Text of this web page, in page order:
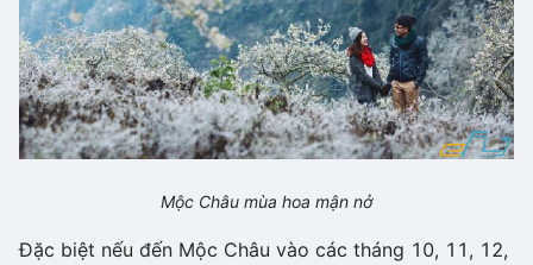
Mộc Châu mùa hoa mận nở
Đặc biệt nếu đến Mộc Châu vào các tháng 10, 11, 12,